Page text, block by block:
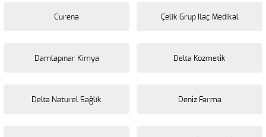
Curena Çelik Grup Ilaç Medikal
Damlapınar Kimya Delta Kozmeti̇k
Delta Naturel Sağlik Deni̇z Farma